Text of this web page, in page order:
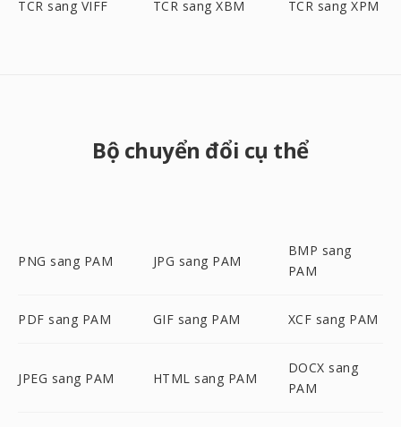
TCR sang VIFF TCR sang XBM TCR sang XPM
Bộ chuyển đổi cụ thể
PNG sang PAM JPG sang PAM
BMP sang
PAM
PDF sang PAM GIF sang PAM XCF sang PAM
JPEG sang PAM HTML sang PAM
DOCX sang
PAM